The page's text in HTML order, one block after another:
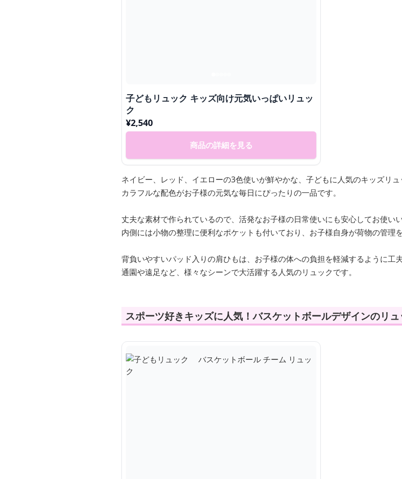
子どもリュック キッズ向け元気いっぱいリュッ
ク
¥2,540
商品の詳細を見る
ネイビー、レッド、イエローの3色使いが鮮やかな、子どもに人気のキッズリュ
カラフルな配色がお子様の元気な毎日にぴったりの一品です。
丈夫な素材で作られているので、活発なお子様の日常使いにも安心してお使いい
内側には小物の整理に便利なポケットも付いており、お子様自身が荷物の管理
背負いやすいパッド入りの肩ひもは、お子様の体への負担を軽減するように工夫
通園や遠足など、様々なシーンで大活躍する人気のリュックです。
スポーツ好きキッズに人気！バスケットボールデザインのリュ